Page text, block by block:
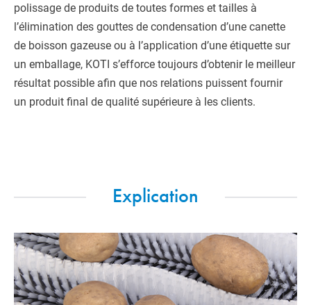
polissage de produits de toutes formes et tailles à
l’élimination des gouttes de condensation d’une canette
de boisson gazeuse ou à l’application d’une étiquette sur
un emballage, KOTI s’efforce toujours d’obtenir le meilleur
résultat possible afin que nos relations puissent fournir
un produit final de qualité supérieure à les clients.
Explication